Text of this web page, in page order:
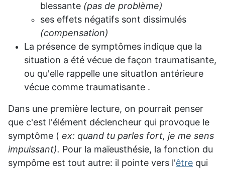
blessante (pas de problème)
ses effets négatifs sont dissimulés
(compensation)
La présence de symptômes indique que la
situation a été vécue de façon traumatisante,
ou qu'elle rappelle une situatIon antérieure
vécue comme traumatisante .
Dans une première lecture, on pourrait penser
que c'est l'élément déclencheur qui provoque le
symptôme ( ex: quand tu parles fort, je me sens
impuissant). Pour la maïeusthésie, la fonction du
sympôme est tout autre: il pointe vers l'être qui